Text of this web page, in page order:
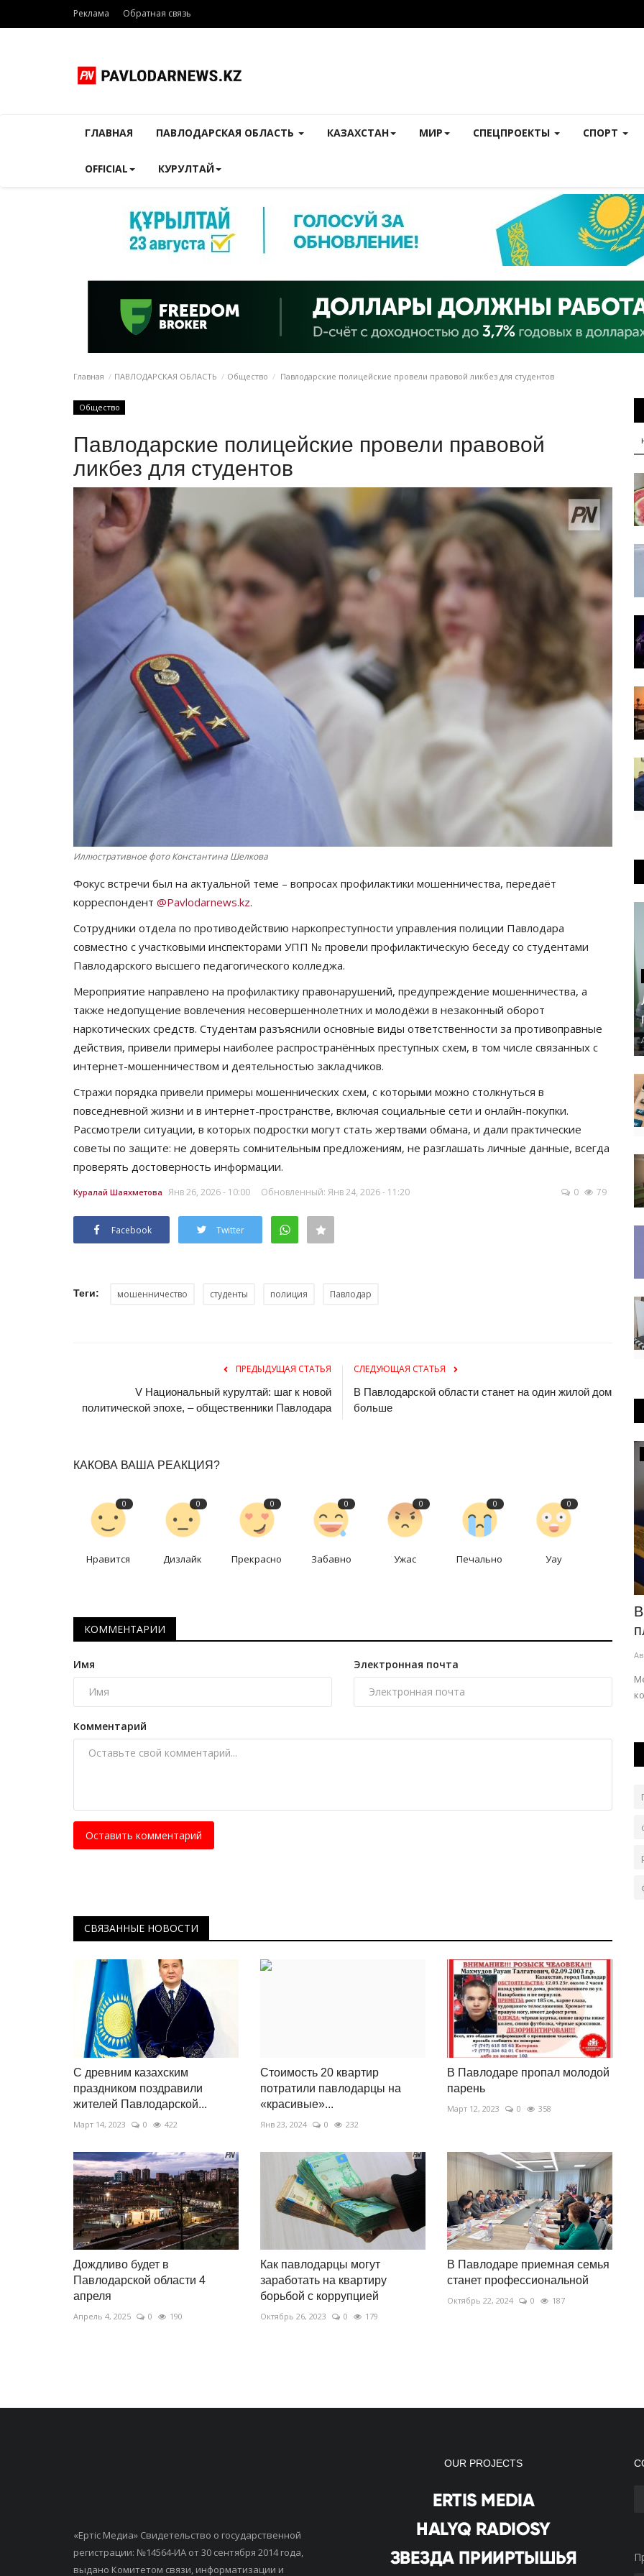
Реклама Обратная связь
ГЛАВНАЯ ПАВЛОДАРСКАЯ ОБЛАСТЬ КАЗАХСТАН МИР СПЕЦПРОЕКТЫ СПОРТ
OFFICIAL КУРУЛТАЙ
Главная ПАВЛОДАРСКАЯ ОБЛАСТЬ Общество Павлодарские полицейские провели правовой ликбез для студентов
Общество
Павлодарские полицейские провели правовой
ликбез для студентов
Иллюстративное фото Константина Шелкова
Фокус встречи был на актуальной теме – вопросах профилактики мошенничества, передаёт
корреспондент @Pavlodarnews.kz.
Сотрудники отдела по противодействию наркопреступности управления полиции Павлодара
совместно с участковыми инспекторами УПП № провели профилактическую беседу со студентами
Павлодарского высшего педагогического колледжа.
Мероприятие направлено на профилактику правонарушений, предупреждение мошенничества, а
также недопущение вовлечения несовершеннолетних и молодёжи в незаконный оборот
наркотических средств. Студентам разъяснили основные виды ответственности за противоправные
действия, привели примеры наиболее распространённых преступных схем, в том числе связанных с
интернет-мошенничеством и деятельностью закладчиков.
Стражи порядка привели примеры мошеннических схем, с которыми можно столкнуться в
повседневной жизни и в интернет-пространстве, включая социальные сети и онлайн-покупки.
Рассмотрели ситуации, в которых подростки могут стать жертвами обмана, и дали практические
советы по защите: не доверять сомнительным предложениям, не разглашать личные данные, всегда
проверять достоверность информации.
Куралай Шаяхметова Янв 26, 2026 - 10:00 Обновленный: Янв 24, 2026 - 11:20 0 79
Facebook Twitter
Теги: мошенничество студенты полиция Павлодар
ПРЕДЫДУЩАЯ СТАТЬЯ
V Национальный курултай: шаг к новой
политической эпохе, – общественники Павлодара
СЛЕДУЮЩАЯ СТАТЬЯ
В Павлодарской области станет на один жилой дом
больше
КАКОВА ВАША РЕАКЦИЯ?
0
Нравится
0
Дизлайк
0
Прекрасно
0
Забавно
0
Ужас
0
Печально
0
Уау
КОММЕНТАРИИ
Имя Электронная почта
Комментарий
Оставить комментарий
СВЯЗАННЫЕ НОВОСТИ
С древним казахским
праздником поздравили
жителей Павлодарской...
Март 14, 2023 0 422
Стоимость 20 квартир
потратили павлодарцы на
«красивые»...
Янв 23, 2024 0 232
В Павлодаре пропал молодой
парень
Март 12, 2023 0 358
Дождливо будет в
Павлодарской области 4
апреля
Апрель 4, 2025 0 190
Как павлодарцы могут
заработать на квартиру
борьбой с коррупцией
Октябрь 26, 2023 0 179
В Павлодаре приемная семья
станет профессиональной
Октябрь 22, 2024 0 187
носить с пелёнок
Этнодизайнер представила коллекцию традиционных По сравнению с прошлым годом, случаев нелегального
орошения стало в 3,5 раза меньше.
«Ертiс Медиа» Свидетельство о государственной
регистрации: №14564-ИА от 30 сентября 2014 года,
выдано Комитетом связи, информатизации и
OUR PROJECTS